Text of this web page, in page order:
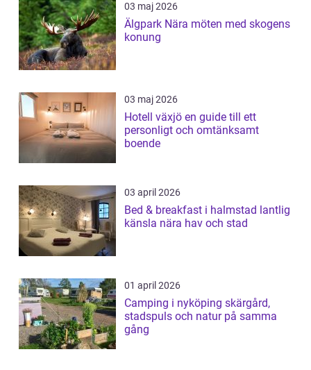
03 maj 2026
Älgpark Nära möten med skogens
konung
03 maj 2026
Hotell växjö en guide till ett
personligt och omtänksamt
boende
03 april 2026
Bed & breakfast i halmstad lantlig
känsla nära hav och stad
01 april 2026
Camping i nyköping skärgård,
stadspuls och natur på samma
gång